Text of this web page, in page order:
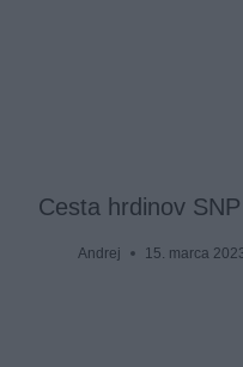
Cesta hrdinov
Andrej 15. marca